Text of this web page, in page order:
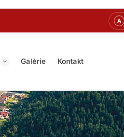
A
Galérie Kontakt